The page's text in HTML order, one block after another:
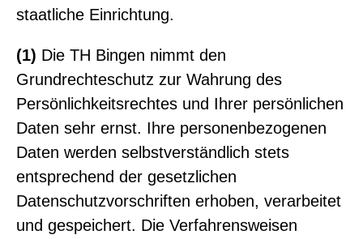
staatliche Einrichtung.
(1) Die TH Bingen nimmt den
Grundrechteschutz zur Wahrung des
Persönlichkeitsrechtes und Ihrer persönlichen
Daten sehr ernst. Ihre personenbezogenen
Daten werden selbstverständlich stets
entsprechend der gesetzlichen
Datenschutzvorschriften erhoben, verarbeitet
und gespeichert. Die Verfahrensweisen